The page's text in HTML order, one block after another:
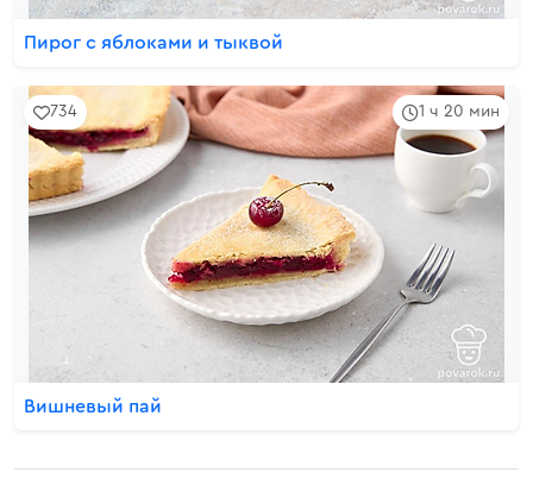
Пирог с яблоками и тыквой
1 ч 20 мин
734
Вишневый пай